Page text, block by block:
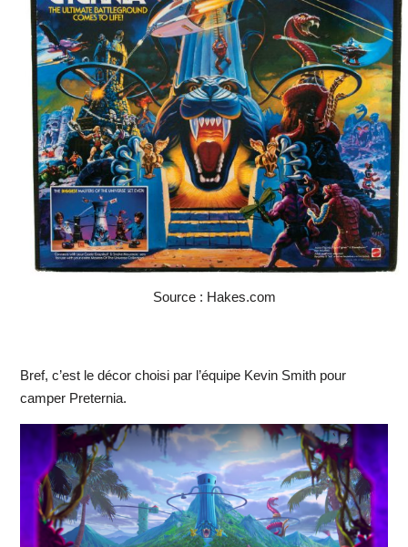
Source : Hakes.com
Bref, c’est le décor choisi par l’équipe Kevin Smith pour
camper Preternia.